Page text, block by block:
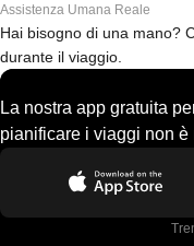
Assistenza Umana Reale
Hai bisogno di una mano?
durante il viaggio.
La nostra app gratuita
pianificare i viaggi non è